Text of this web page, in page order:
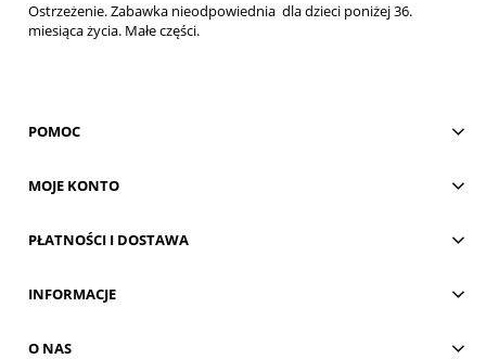
Ostrzeżenie. Zabawka nieodpowiednia dla dzieci poniżej 36.
miesiąca życia. Małe części.
POMOC
MOJE KONTO
PŁATNOŚCI I DOSTAWA
INFORMACJE
O NAS